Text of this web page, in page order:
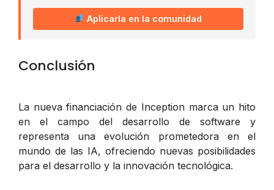
Aplicarla en la comunidad
Conclusión
La nueva financiación de Inception marca un hito
en el campo del desarrollo de software y
representa una evolución prometedora en el
mundo de las IA, ofreciendo nuevas posibilidades
para el desarrollo y la innovación tecnológica.